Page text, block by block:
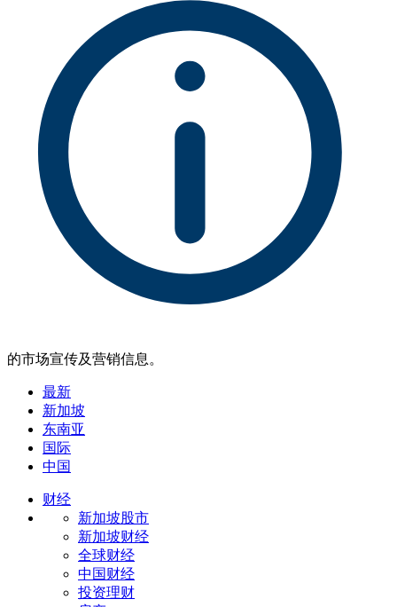
的市场宣传及营销信息。
最新
新加坡
东南亚
国际
中国
财经
新加坡股市
新加坡财经
全球财经
中国财经
投资理财